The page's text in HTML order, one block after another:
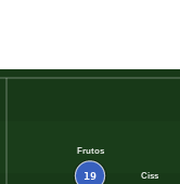
Ciss
19
Frutos